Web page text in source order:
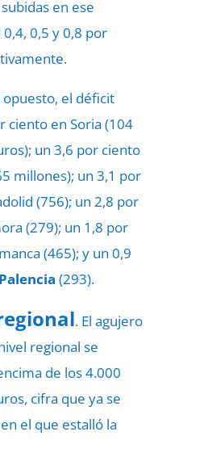
en ese
0,5 y 0,8 por
el déficit
ciento en Soria (104
un 3,6 por ciento
millones); un 3,1 por
(756); un 2,8 por
(279); un 1,8 por
(465); y un 0,9
Palencia (293).
. El agujero
regional se
de los 4.000
cifra que ya se
el que estalló la